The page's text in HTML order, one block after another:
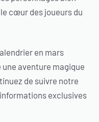
cœur des joueurs du
en mars
aventure magique
de suivre notre
exclusives